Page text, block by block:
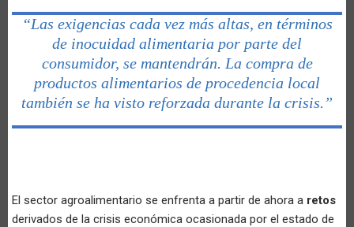
“Las exigencias cada vez más altas, en términos
de inocuidad alimentaria por parte del
consumidor, se mantendrán. La compra de
productos alimentarios de procedencia local
también se ha visto reforzada durante la crisis.”
El sector agroalimentario se enfrenta a partir de ahora a retos
derivados de la crisis económica ocasionada por el estado de